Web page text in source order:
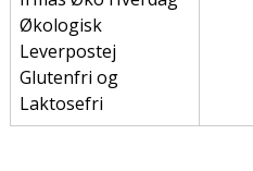
Økologisk
Leverpostej
Glutenfri og
Laktosefri